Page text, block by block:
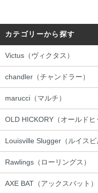
カテゴリーから探す
Victus（ヴィクタス）
chandler（チャンドラー）
marucci（マルチ）
OLD HICKORY（オールドヒ
Louisville Slugger（ルイスビ
Rawlings（ローリングス）
AXE BAT（アックスバット）